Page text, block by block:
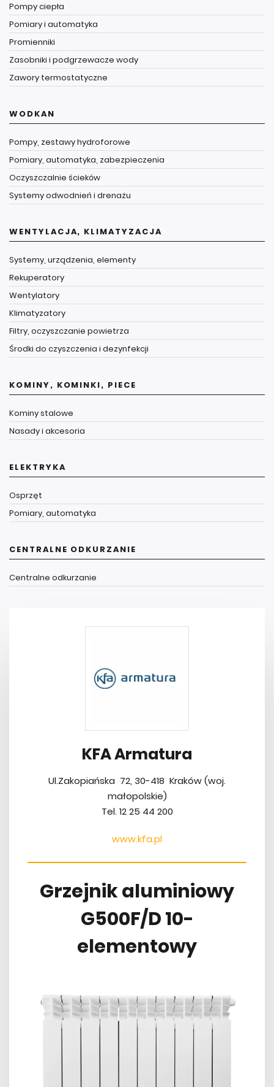
Pompy ciepła
Pomiary i automatyka
Promienniki
Zasobniki i podgrzewacze wody
Zawory termostatyczne
WODKAN
Pompy, zestawy hydroforowe
Pomiary, automatyka, zabezpieczenia
Oczyszczalnie ścieków
Systemy odwodnień i drenażu
WENTYLACJA, KLIMATYZACJA
Systemy, urządzenia, elementy
Rekuperatory
Wentylatory
Klimatyzatory
Filtry, oczyszczanie powietrza
Środki do czyszczenia i dezynfekcji
KOMINY, KOMINKI, PIECE
Kominy stalowe
Nasady i akcesoria
ELEKTRYKA
Osprzęt
Pomiary, automatyka
CENTRALNE ODKURZANIE
Centralne odkurzanie
KFA Armatura
Ul.Zakopiańska 72, 30-418 Kraków (woj.
małopolskie)
Tel. 12 25 44 200
www.kfa.pl
Grzejnik aluminiowy
G500F/D 10-
elementowy